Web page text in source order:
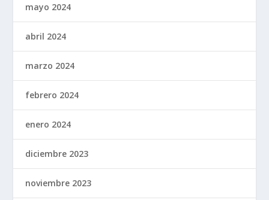
mayo 2024
abril 2024
marzo 2024
febrero 2024
enero 2024
diciembre 2023
noviembre 2023